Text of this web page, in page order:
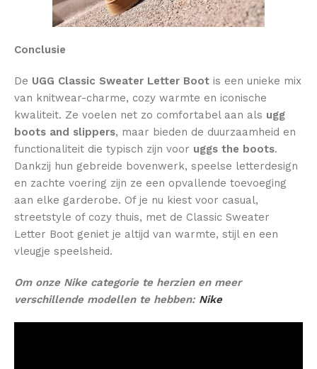
Conclusie
De UGG Classic Sweater Letter Boot is een unieke mix
van knitwear-charme, cozy warmte en iconische
kwaliteit. Ze voelen net zo comfortabel aan als ugg
boots and slippers, maar bieden de duurzaamheid en
functionaliteit die typisch zijn voor uggs the boots.
Dankzij hun gebreide bovenwerk, speelse letterdesign
en zachte voering zijn ze een opvallende toevoeging
aan elke garderobe. Of je nu kiest voor casual,
streetstyle of cozy thuis, met de Classic Sweater
Letter Boot geniet je altijd van warmte, stijl en een
vleugje speelsheid.
Om onze Nike categorie te herzien en meer
verschillende modellen te hebben: Nike